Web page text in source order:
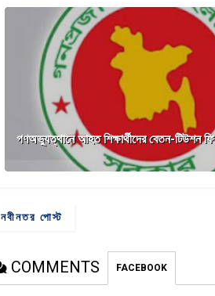
গণঅভ্যুত্থানে আহত শিক্ষার্থীদের বেতন-টিউশন
নবীনতর পোস্ট
COMMENTS FACEBOOK